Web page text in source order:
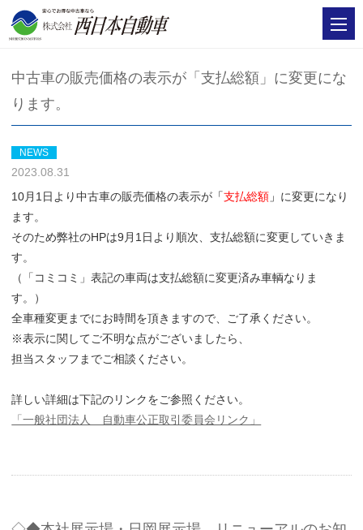
中古車の販売価格の表示が「支払総額」に変更にな
ります。
NEWS
2023.08.31
10月1日より中古車の販売価格の表示が 「支払総額 」 に変更になり
ます。
そのため弊社のHPは9月1日より順次、支払総額に変更していきま
す。
（「コミコミ」表記の車両は支払総額に変更済み車輌なりま
す。）
全車種変更までにお時間を頂きますので、ご了承ください。
※表示に関してご不明な点がございましたら、
担当スタッフまでご相談ください。
詳しい詳細は下記のリンクをご参照ください。
「一般社団法人 自動車公正取引委員会リンク」